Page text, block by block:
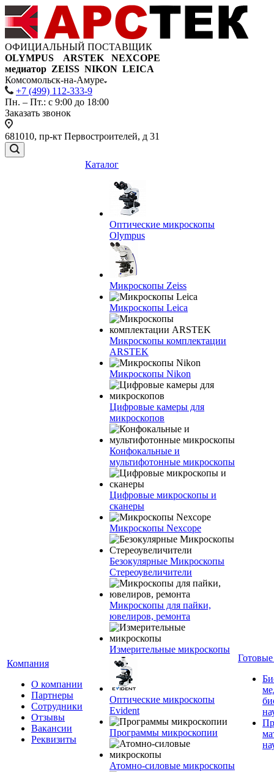
ОФИЦИАЛЬНЫЙ ПОСТАВЩИК
OLYMPUS ARSTEK NEXCOPE
медиатор ZEISS NIKON LEICA
Комсомольск-на-Амуре
+7 (499) 112-333-9
Пн. – Пт.: с 9:00 до 18:00
Заказать звонок
681010, пр-кт Первостроителей, д 31
Компания
О компании
Партнеры
Сотрудники
Отзывы
Вакансии
Реквизиты
Каталог
Оптические микроскопы
Olympus
Микроскопы Zeiss
Микроскопы Leica
Микроскопы комплектации
ARSTEK
Микроскопы Nikon
Цифровые камеры для
микроскопов
Конфокальные и
мультифотонные микроскопы
Цифровые микроскопы и
сканеры
Микроскопы Nexcope
Безокулярные Микроскопы
Стереоувеличители
Микроскопы для пайки,
ювелиров, ремонта
Измерительные микроскопы
Оптические микроскопы
Evident
Программы микроскопии
Атомно-силовые микроскопы